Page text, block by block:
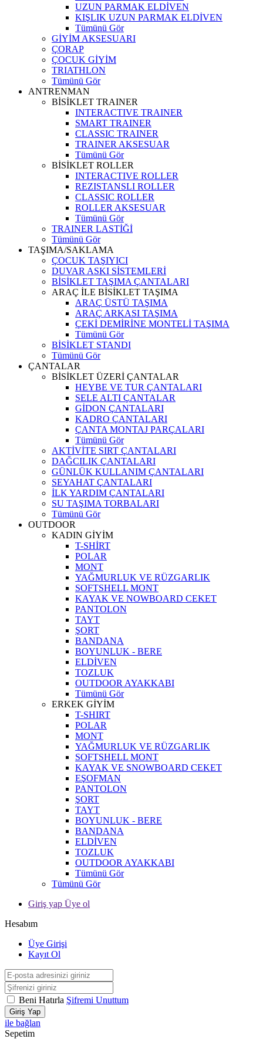
UZUN PARMAK ELDİVEN
KIŞLIK UZUN PARMAK ELDİVEN
Tümünü Gör
GİYİM AKSESUARI
ÇORAP
ÇOCUK GİYİM
TRIATHLON
Tümünü Gör
ANTRENMAN
BİSİKLET TRAINER
INTERACTIVE TRAINER
SMART TRAINER
CLASSIC TRAINER
TRAINER AKSESUAR
Tümünü Gör
BİSİKLET ROLLER
INTERACTIVE ROLLER
REZISTANSLI ROLLER
CLASSIC ROLLER
ROLLER AKSESUAR
Tümünü Gör
TRAINER LASTİĞİ
Tümünü Gör
TAŞIMA/SAKLAMA
ÇOCUK TAŞIYICI
DUVAR ASKI SİSTEMLERİ
BİSİKLET TAŞIMA ÇANTALARI
ARAÇ İLE BİSİKLET TAŞIMA
ARAÇ ÜSTÜ TAŞIMA
ARAÇ ARKASI TAŞIMA
ÇEKİ DEMİRİNE MONTELİ TAŞIMA
Tümünü Gör
BİSİKLET STANDI
Tümünü Gör
ÇANTALAR
BİSİKLET ÜZERİ ÇANTALAR
HEYBE VE TUR ÇANTALARI
SELE ALTI ÇANTALAR
GİDON ÇANTALARI
KADRO ÇANTALARI
ÇANTA MONTAJ PARÇALARI
Tümünü Gör
AKTİVİTE SIRT ÇANTALARI
DAĞCILIK ÇANTALARI
GÜNLÜK KULLANIM ÇANTALARI
SEYAHAT ÇANTALARI
İLK YARDIM ÇANTALARI
SU TAŞIMA TORBALARI
Tümünü Gör
OUTDOOR
KADIN GİYİM
T-SHİRT
POLAR
MONT
YAĞMURLUK VE RÜZGARLIK
SOFTSHELL MONT
KAYAK VE NOWBOARD CEKET
PANTOLON
TAYT
ŞORT
BANDANA
BOYUNLUK - BERE
ELDİVEN
TOZLUK
OUTDOOR AYAKKABI
Tümünü Gör
ERKEK GİYİM
T-SHIRT
POLAR
MONT
YAĞMURLUK VE RÜZGARLIK
SOFTSHELL MONT
KAYAK VE SNOWBOARD CEKET
EŞOFMAN
PANTOLON
ŞORT
TAYT
BOYUNLUK - BERE
BANDANA
ELDİVEN
TOZLUK
OUTDOOR AYAKKABI
Tümünü Gör
Tümünü Gör
Giriş yap Üye ol
Hesabım
Üye Girişi
Kayıt Ol
Beni Hatırla Şifremi Unuttum
Giriş Yap
ile bağlan
Sepetim